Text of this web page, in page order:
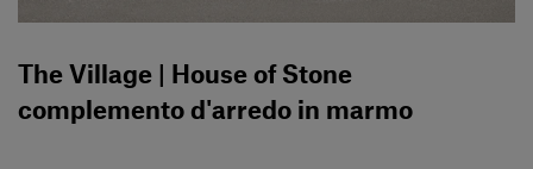
The Village | House of Stone
complemento d'arredo in marmo